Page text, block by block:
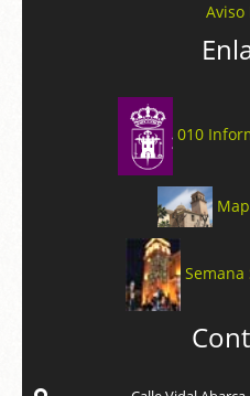
Aviso
010
Semana